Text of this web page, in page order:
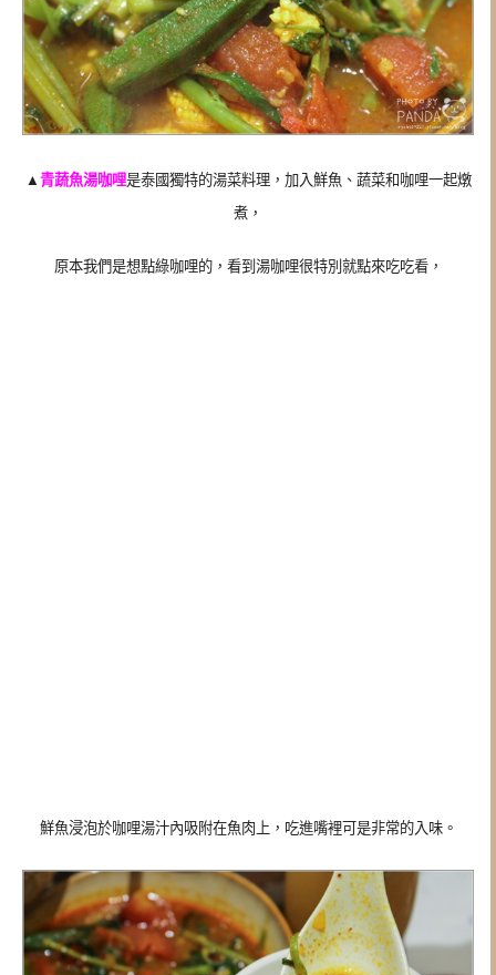
▲ 青蔬魚湯咖哩是泰國獨特的湯菜料理，加入鮮魚、蔬菜和咖哩一起燉
煮，
原本我們是想點綠咖哩的，看到湯咖哩很特別就點來吃吃看，
鮮魚浸泡於咖哩湯汁內吸附在魚肉上，吃進嘴裡可是非常的入味。